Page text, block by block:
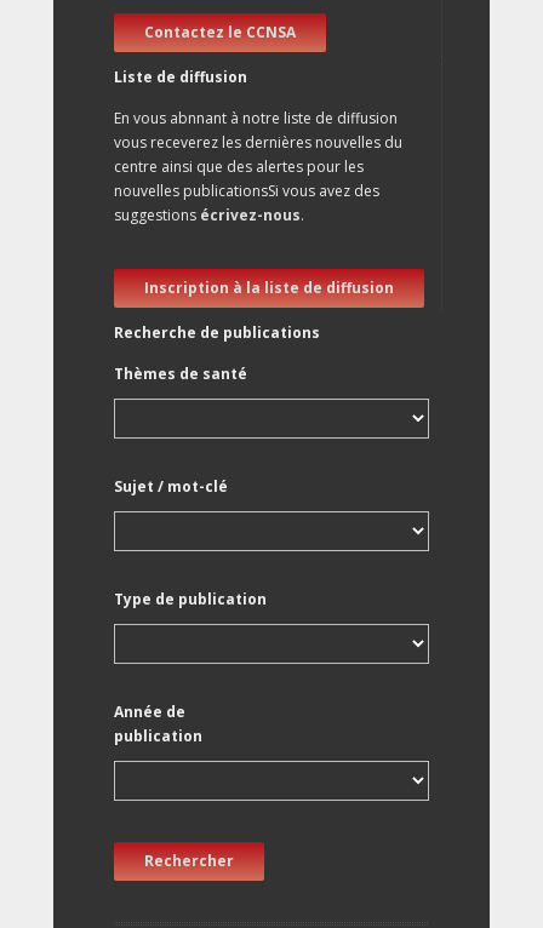
Contactez le CCNSA
Liste de diffusion
En vous abnnant à notre liste de diffusion
vous receverez les dernières nouvelles du
centre ainsi que des alertes pour les
nouvelles publicationsSi vous avez des
suggestions écrivez-nous.
Inscription à la liste de diffusion
Recherche de publications
Thèmes de santé
Sujet / mot-clé
Type de publication
Année de
publication
Rechercher